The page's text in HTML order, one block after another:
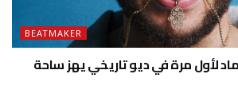
BEATMAKER
لأول مرة في ديو تاريخي يهز ساحة